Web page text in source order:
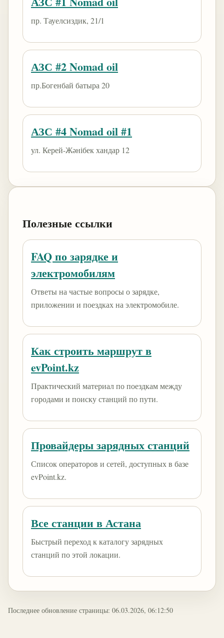
пр. Тауелсиздик, 21/1
АЗС #2 Nomad oil
пр.Богенбай батыра 20
АЗС #4 Nomad oil #1
ул. Керей-Жәнібек хандар 12
Полезные ссылки
FAQ по зарядке и
электромобилям
Ответы на частые вопросы о зарядке,
приложении и поездках на электромобиле.
Как строить маршрут в
evPoint.kz
Практический материал по поездкам между
городами и поиску станций по пути.
Провайдеры зарядных станций
Список операторов и сетей, доступных в базе
evPoint.kz.
Все станции в Астана
Быстрый переход к каталогу зарядных
станций по этой локации.
Последнее обновление страницы: 06.03.2026, 06:12:50